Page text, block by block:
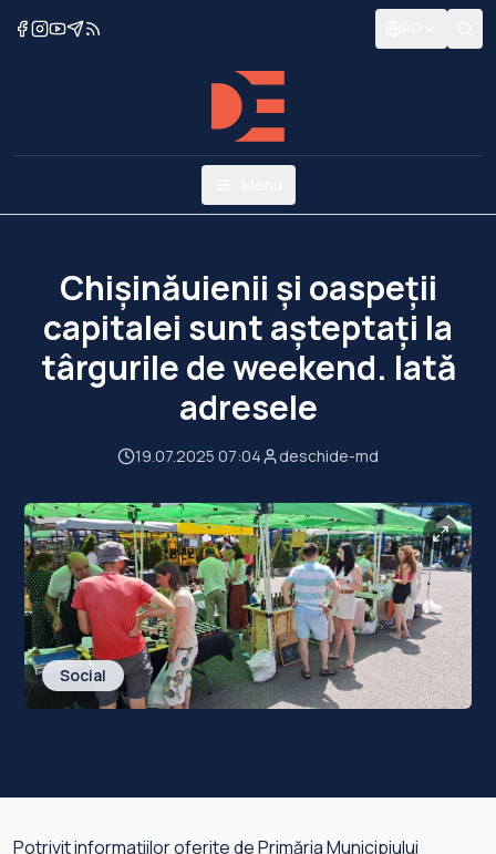
Chișinăuienii și oaspeții
capitalei sunt așteptați la
târgurile de weekend. Iată
adresele
19.07.2025 07:04 deschide-md
Social
Potrivit informațiilor oferite de Primăria Municipiului